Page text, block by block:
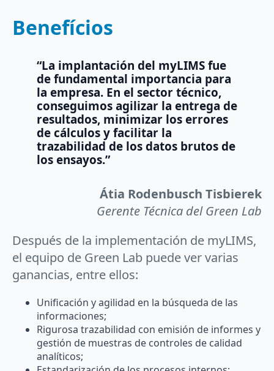
Benefícios
“La implantación del myLIMS fue
de fundamental importancia para
la empresa. En el sector técnico,
conseguimos agilizar la entrega de
resultados, minimizar los errores
de cálculos y facilitar la
trazabilidad de los datos brutos de
los ensayos.”
Átia Rodenbusch Tisbierek
Gerente Técnica del Green Lab
Después de la implementación de myLIMS,
el equipo de Green Lab puede ver varias
ganancias, entre ellos:
Unificación y agilidad en la búsqueda de las
informaciones;
Rigurosa trazabilidad con emisión de informes y
gestión de muestras de controles de calidad
analíticos;